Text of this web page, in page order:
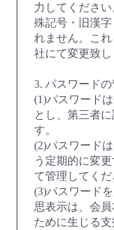
力してくださ
殊記号・旧漢
れません。こ
社にて変更致し
3. パスワードの
(1)パスワード
とし、第三者
す。
(2)パスワード
う定期的に変
て管理してくだ
(3)パスワード
思表示は、会
ために生じる